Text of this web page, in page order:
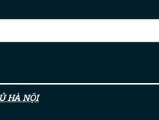
HÀ NỘI